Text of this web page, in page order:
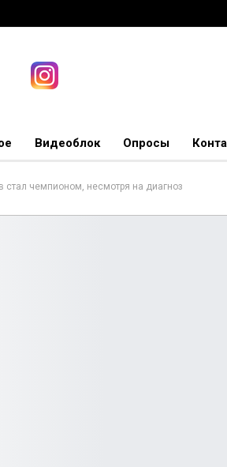
Видеоблок Опросы
стал чемпионом, несмотря на диагноз